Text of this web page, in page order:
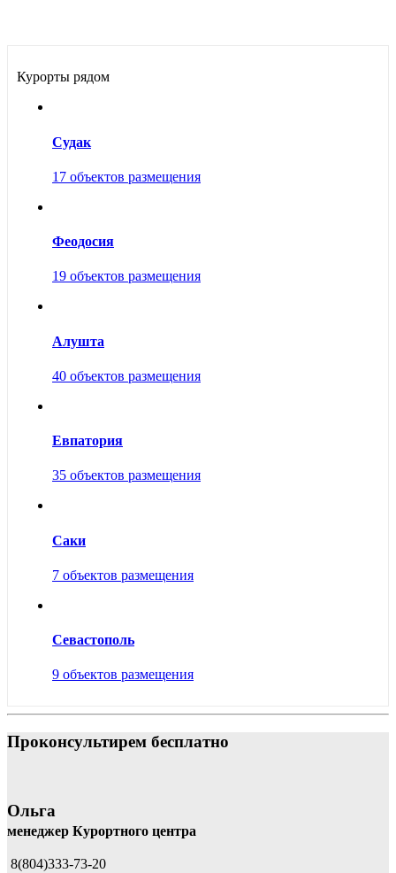
Курорты рядом
Судак
17 объектов размещения
Феодосия
19 объектов размещения
Алушта
40 объектов размещения
Евпатория
35 объектов размещения
Саки
7 объектов размещения
Севастополь
9 объектов размещения
Проконсультирем бесплатно
Ольга
менеджер Курортного центра
8(804)333-73-20